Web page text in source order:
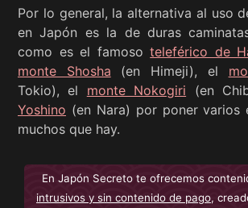
Por lo general, la alternativa al uso
en Japón es la de duras
como es el famosoteleférico de
monte Shosha (en Himeji), el
Tokio), el monte Nokogiri (en
Yoshino (en Nara) por poner varios
muchos que hay.
En Japón Secreto te ofrecemos
intrusivos y sin contenido de pago,